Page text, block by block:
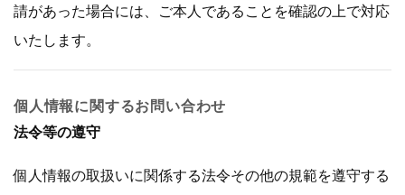
請があった場合には、ご本人であることを確認の上で対応
いたします。
個人情報に関するお問い合わせ
法令等の遵守
個人情報の取扱いに関係する法令その他の規範を遵守する